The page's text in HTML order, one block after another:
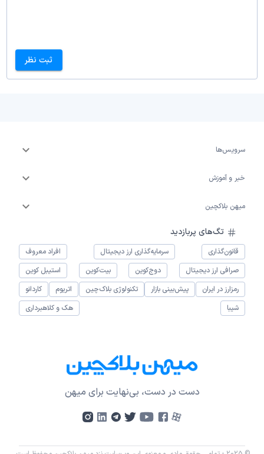
ثبت نظر
سرویس‌ها
خبر و آموزش
میهن بلاکچین
تگ‌های پربازدید
قانون‌گذاری سرمایه‌گذاری ارز دیجیتال
افراد معروف
صرافی ارز دیجیتال
دوج‌کوین بیت‌کوین
استیبل کوین
رمزارز در ایران
پیش‌بینی بازار تکنولوژی بلاک‌چین اتریوم
کاردانو
شیبا
هک و کلاهبرداری
دست در دست، بی‌نهایت برای میهن